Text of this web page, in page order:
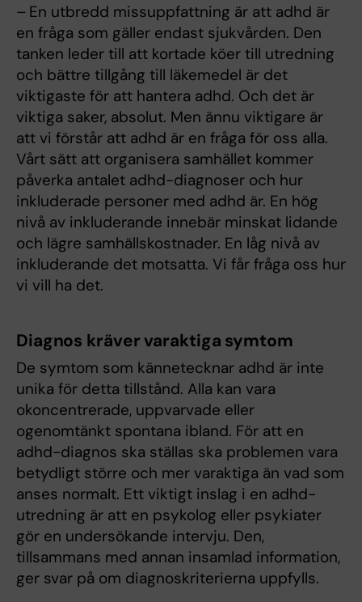
– En utbredd missuppfattning är att adhd är
en fråga som gäller endast sjukvården. Den
tanken leder till att kortade köer till utredning
och bättre tillgång till läkemedel är det
viktigaste för att hantera adhd. Och det är
viktiga saker, absolut. Men ännu viktigare är
att vi förstår att adhd är en fråga för oss alla.
Vårt sätt att organisera samhället kommer
påverka antalet adhd-diagnoser och hur
inkluderade personer med adhd är. En hög
nivå av inkluderande innebär minskat lidande
och lägre samhällskostnader. En låg nivå av
inkluderande det motsatta. Vi får fråga oss hur
vi vill ha det.
Diagnos kräver varaktiga symtom
De symtom som kännetecknar adhd är inte
unika för detta tillstånd. Alla kan vara
okoncentrerade, uppvarvade eller
ogenomtänkt spontana ibland. För att en
adhd-diagnos ska ställas ska problemen vara
betydligt större och mer varaktiga än vad som
anses normalt. Ett viktigt inslag i en adhd-
utredning är att en psykolog eller psykiater
gör en undersökande intervju. Den,
tillsammans med annan insamlad information,
ger svar på om diagnoskriterierna uppfylls.